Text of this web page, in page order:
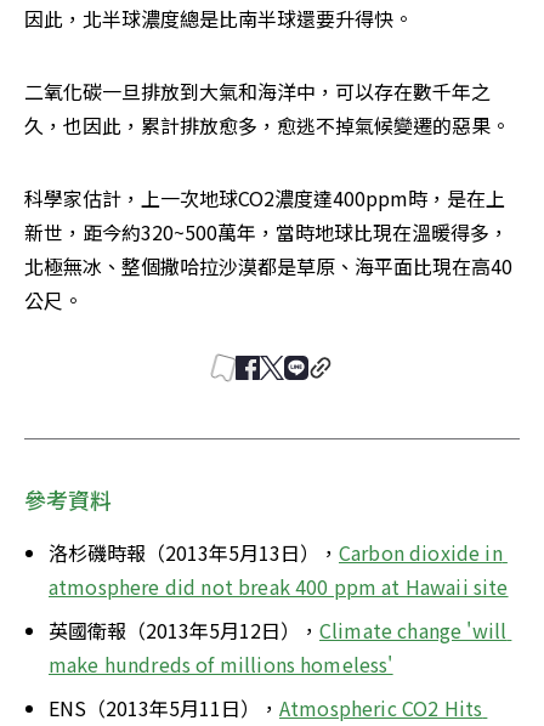
因此，北半球濃度總是比南半球還要升得快。
二氧化碳一旦排放到大氣和海洋中，可以存在數千年之
久，也因此，累計排放愈多，愈逃不掉氣候變遷的惡果。
科學家估計，上一次地球CO2濃度達400ppm時，是在上
新世，距今約320~500萬年，當時地球比現在溫暖得多，
北極無冰、整個撒哈拉沙漠都是草原、海平面比現在高40
公尺。
參考資料
洛杉磯時報（2013年5月13日）， Carbon dioxide in
atmosphere did not break 400 ppm at Hawaii site
英國衛報（2013年5月12日）， Climate change 'will
make hundreds of millions homeless'
ENS（2013年5月11日）， Atmospheric CO2 Hits